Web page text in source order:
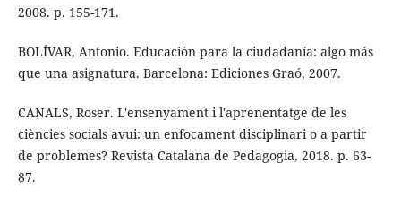
2008. p. 155-171.
BOLÍVAR, Antonio. Educación para la ciudadanía: algo más
que una asignatura. Barcelona: Ediciones Graó, 2007.
CANALS, Roser. L'ensenyament i l'aprenentatge de les
ciències socials avui: un enfocament disciplinari o a partir
de problemes? Revista Catalana de Pedagogia, 2018. p. 63-
87.